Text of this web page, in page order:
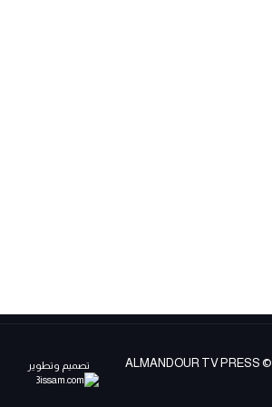
© كافة الحقوق محفوظة لموقع ALMANDOUR TV PRESS ©
تصميم وتطوير